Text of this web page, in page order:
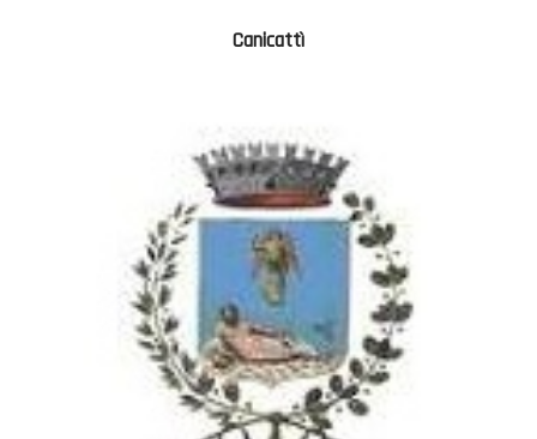
Canicattì